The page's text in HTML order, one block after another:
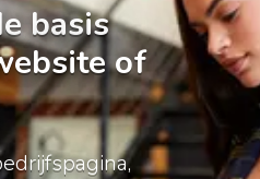
basis
of